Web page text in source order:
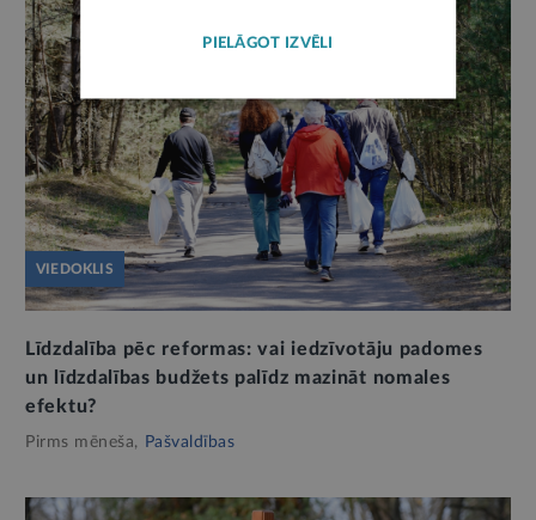
VIEDOKLIS
Līdzdalība pēc reformas: vai iedzīvotāju padomes
un līdzdalības budžets palīdz mazināt nomales
efektu?
Pirms mēneša, Pašvaldības
PIELĀGOT IZVĒLI